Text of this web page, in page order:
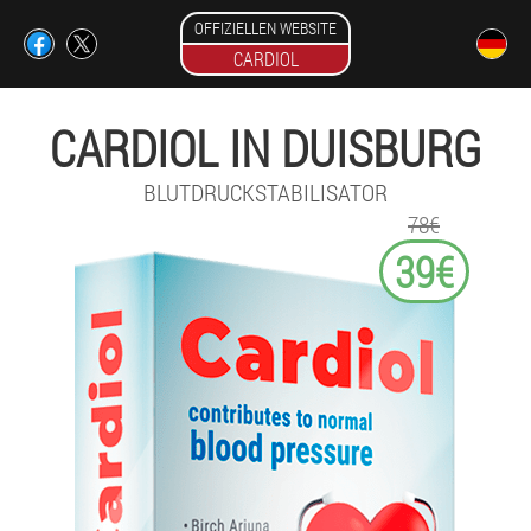
OFFIZIELLEN WEBSITE
CARDIOL
CARDIOL IN DUISBURG
BLUTDRUCKSTABILISATOR
78€
39€